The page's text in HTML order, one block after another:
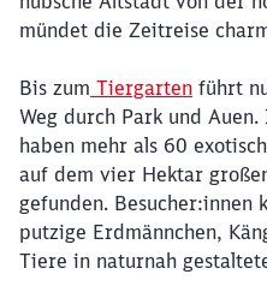
mündet die Zeitreise
Bis zum Tiergarten führt
Weg durch Park und
haben mehr als 60
auf dem vier Hektar
gefunden. Besucher:innen
putzige Erdmännchen,
Tiere in naturnah